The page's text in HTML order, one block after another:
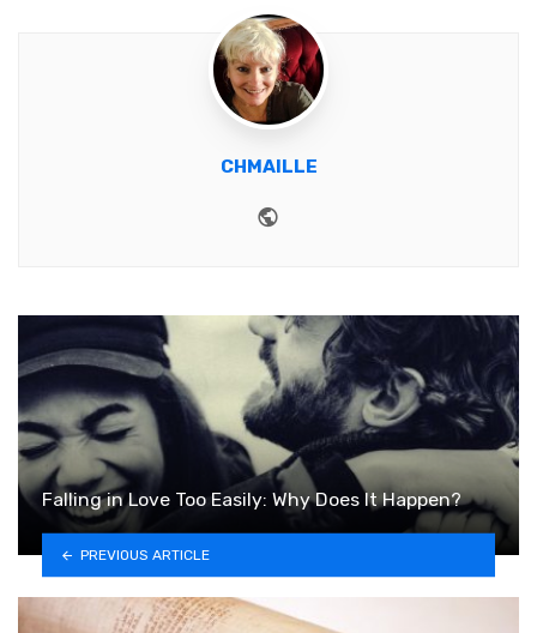
CHMAILLE
Falling in Love Too Easily: Why Does It Happen?
PREVIOUS ARTICLE